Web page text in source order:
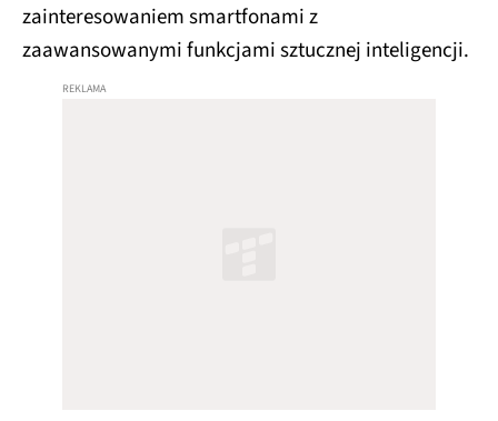
zainteresowaniem smartfonami z
zaawansowanymi funkcjami sztucznej inteligencji.